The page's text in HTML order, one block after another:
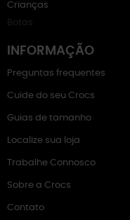
Crianças
Botas
INFORMAÇÃO
Preguntas frequentes
Cuide do seu Crocs
Guias de tamanho
Localize sua loja
Trabalhe Connosco
Sobre a Crocs
Contato